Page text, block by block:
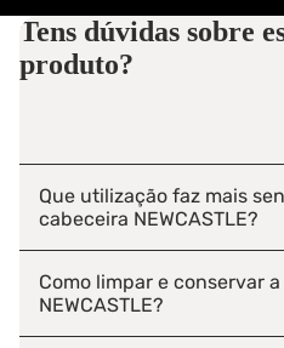
Tens dúvidas sobre
produto?
Que utilização faz mais
cabeceira NEWCASTLE?
Como limpar e conservar
NEWCASTLE?